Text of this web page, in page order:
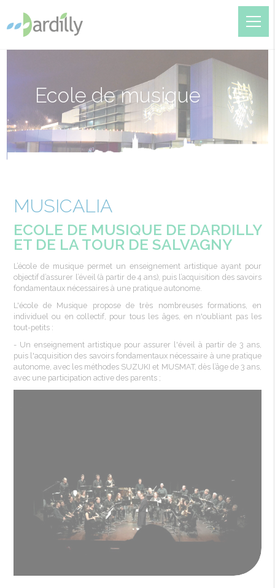
Ecole de musique
MUSICALIA
ECOLE DE MUSIQUE DE DARDILLY
ET DE LA TOUR DE SALVAGNY
L’école de musique permet un enseignement artistique ayant pour
objectif d’assurer l’éveil (à partir de 4 ans), puis l’acquisition des savoirs
fondamentaux nécessaires à une pratique autonome.
L'école de Musique propose de très nombreuses formations, en
individuel ou en collectif, pour tous les âges, en n'oubliant pas les
tout-petits :
- Un enseignement artistique pour assurer l'éveil à partir de 3 ans,
puis l'acquisition des savoirs fondamentaux nécessaire à une pratique
autonome, avec les méthodes SUZUKI et MUSMAT, dès l’âge de 3 ans,
avec une participation active des parents ;